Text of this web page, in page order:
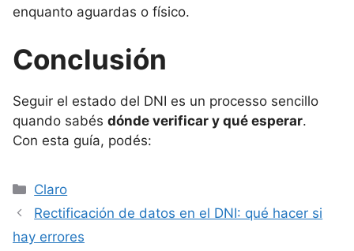
enquanto aguardas o físico.
Conclusión
Seguir el estado del DNI es un processo sencillo
quando sabés dónde verificar y qué esperar.
Con esta guía, podés:
Categorías
Claro
Rectificación de datos en el DNI: qué hacer si
hay errores